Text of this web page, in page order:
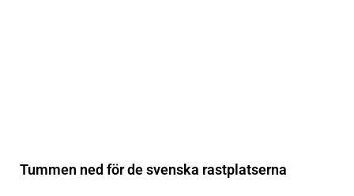
Tummen ned för de svenska rastplatserna